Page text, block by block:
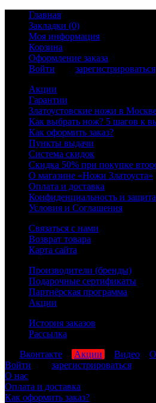
Главная
Закладки (0)
Моя информация
Корзина
Оформление заказа
Войти
зарегистрироваться
Акции
Гарантии
Златоустовские ножи в
Как выбрать нож? 5 шагов к
Как оформить заказ?
Пункты выдачи
Система скидок
Скидка 50% при покупке
О магазине «Ножи Златоуста»
Оплата и доставка
Конфиденциальность и
Условия и Соглашения
Связаться с нами
Возврат товара
Карта сайта
Производители (бренды)
Подарочные сертификаты
Партнёрская программа
Акции
История заказов
Рассылка
Вконтакте Акции Видео
Войти
зарегистрироваться
О нас
Оплата и доставка
Как оформить заказ?